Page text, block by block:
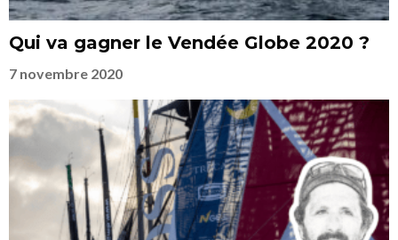
Qui va gagner le Vendée Globe 2020 ?
7 novembre 2020